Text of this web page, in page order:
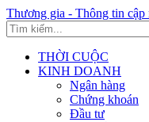
Thương gia - Thông tin cập
THỜI CUỘC
KINH DOANH
Ngân hàng
Chứng khoán
Đầu tư